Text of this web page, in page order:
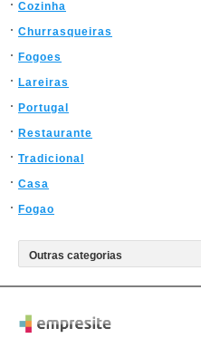
Cozinha
Churrasqueiras
Fogoes
Lareiras
Portugal
Restaurante
Tradicional
Casa
Fogao